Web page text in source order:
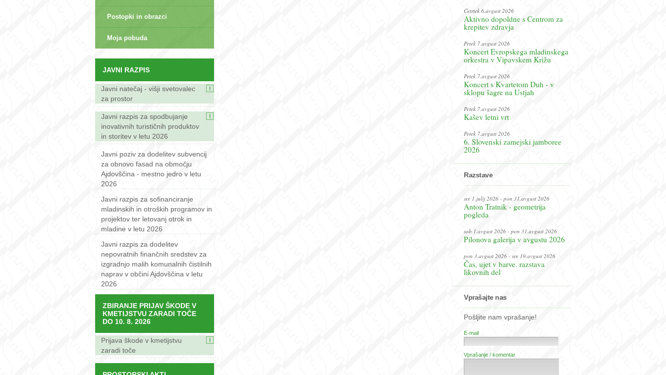
Postopki in obrazci
Moja pobuda
JAVNI RAZPIS
Javni natečaj - višji svetovalec
za prostor
Javni razpis za spodbujanje
inovativnih turističnih produktov
in storitev v letu 2026
Javni poziv za dodelitev subvencij
za obnovo fasad na območju
Ajdovščina - mestno jedro v letu
2026
Javni razpis za sofinanciranje
mladinskih in otroških programov in
projektov ter letovanj otrok in
mladine v letu 2026
Javni razpis za dodelitev
nepovratnih finančnih sredstev za
izgradnjo malih komunalnih čistilnih
naprav v občini Ajdovščina v letu
2026
ZBIRANJE PRIJAV ŠKODE V
KMETIJSTVU ZARADI TOČE
DO 10. 8. 2026
Prijava škode v kmetijstvu
zaradi toče
Četrtek 6.avgust 2026
Aktivno dopoldne s Centrom za
krepitev zdravja
Petek 7.avgust 2026
Koncert Evropskega mladinskega
orkestra v Vipavskem Križu
Petek 7.avgust 2026
Koncert s Kvartetom Duh - v
sklopu šagre na Ustjah
Petek 7.avgust 2026
Kašev letni vrt
Petek 7.avgust 2026
6. Slovenski zamejski jamboree
2026
Razstave
sre 1.julij 2026 - pon 31.avgust 2026
Anton Tratnik - geometrija
pogleda
sob 1.avgust 2026 - pon 31.avgust 2026
Pilonova galerija v avgustu 2026
pon 3.avgust 2026 - sre 19.avgust 2026
Čas, ujet v barve. razstava
likovnih del
Vprašajte nas
Pošljite nam vprašanje!
E-mail
Vprašanje / komentar